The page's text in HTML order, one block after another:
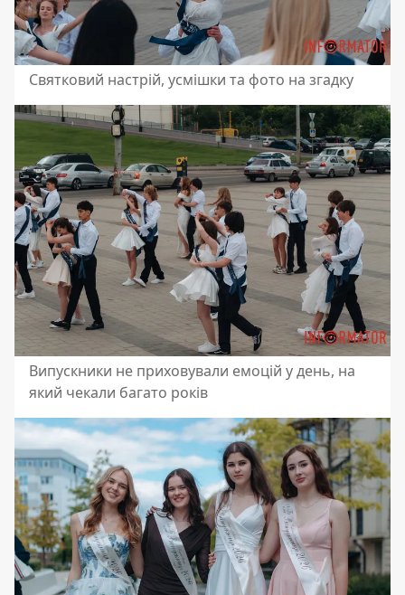
Святковий настрій, усмішки та фото на згадку
Випускники не приховували емоцій у день, на
який чекали багато років